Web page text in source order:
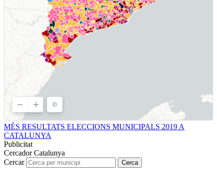
MÉS RESULTATS ELECCIONS MUNICIPALS 2019 A
CATALUNYA
Publicitat
Cercador Catalunya
Cercar
Cerca